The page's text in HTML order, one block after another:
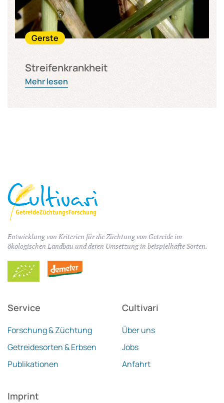
Gerste
Streifenkrankheit
Mehr lesen
Entwicklung von Kriterien für die Züchtung von Getreide im
ökologischen Landbau und deren Umsetzung in beispielhafte Sorten.
Service
Forschung & Züchtung
Getreidesorten & Erbsen
Publikationen
Cultivari
Über uns
Jobs
Anfahrt
Imprint